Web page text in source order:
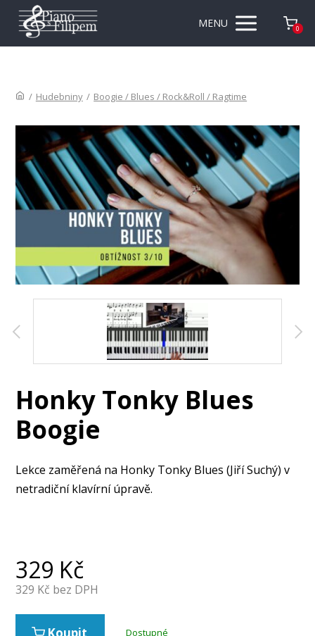
MENU 0
/ Hudebniny / Boogie / Blues / Rock&Roll / Ragtime
Honky Tonky Blues
Boogie
Lekce zaměřená na Honky Tonky Blues (Jiří Suchý) v
netradiční klavírní úpravě.
329 Kč
329 Kč bez DPH
Dostupné